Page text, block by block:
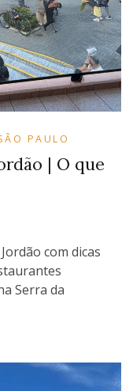
PAULO
| O que
com dicas
Serra da